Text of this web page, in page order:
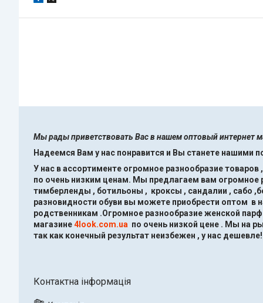
Мы рады приветствовать Вас в нашем оптовый интернет
Надеемся Вам у нас понравится и Вы станете нашими
У нас в ассортименте огромное разнообразие
по очень низким ценам. Мы предлагаем вам огромное
тимберленды , ботильоны , кроксы , сандалии , сабо
разновидности обуви вы можете приобрести оптом в
родственникам .Огромное разнообразие женской
магазине4look.com.ua по очень низкой цене . Мы на
так как конечный результат неизбежен , у нас дешевле!